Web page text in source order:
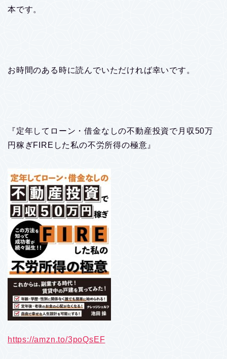
本です。
お時間のある時に読んでいただければ幸いです。
『定年してローン・借金なしの不動産投資で月収50万
円稼ぎFIREした私の不労所得の極意』
https://amzn.to/3poQsEF